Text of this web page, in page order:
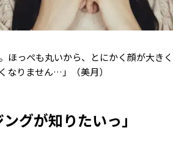
ほっぺも丸いから、とにかく顔が大き
なりません…」（美月）
グが知りたいっ」